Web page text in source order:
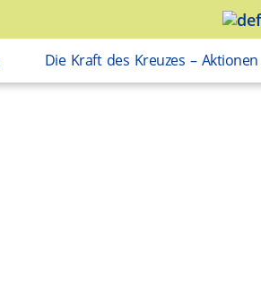
Die Kraft des Kreuzes – Aktionen